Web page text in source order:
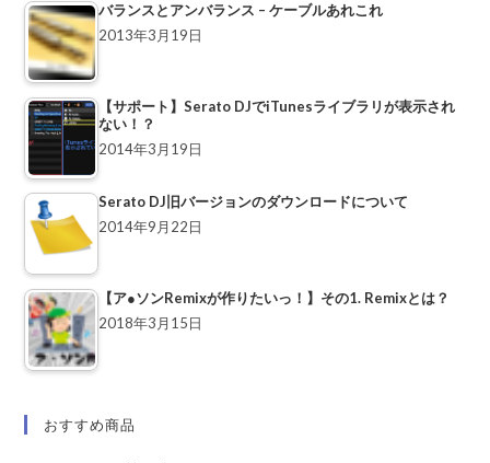
バランスとアンバランス – ケーブルあれこれ
2013年3月19日
【サポート】Serato DJでiTunesライブラリが表示され
ない！？
2014年3月19日
Serato DJ旧バージョンのダウンロードについて
2014年9月22日
【ア●ソンRemixが作りたいっ！】その1. Remixとは？
2018年3月15日
おすすめ商品